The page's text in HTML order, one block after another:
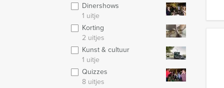
Dinershows
1 uitje
Korting
2 uitjes
Kunst & cultuur
1 uitje
Quizzes
8 uitjes